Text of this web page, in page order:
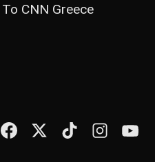
Το CNN Greece